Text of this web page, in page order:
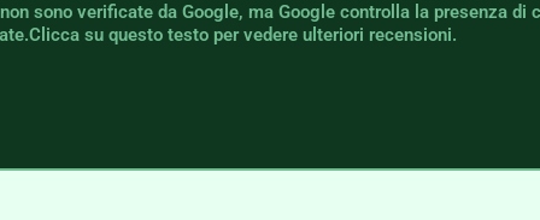
sono verificate da Google, ma Google controlla la presenza
su questo testo per vedere ulteriori recensioni.